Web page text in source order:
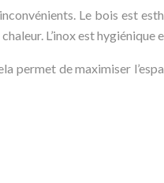
Le bois est
L’inox est hygiénique
de maximiser